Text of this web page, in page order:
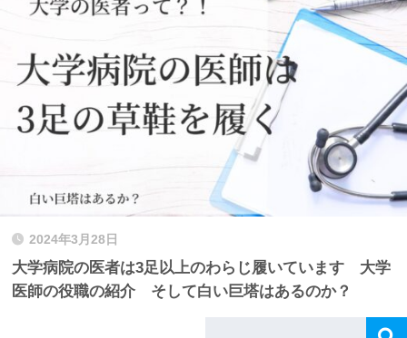
2024年3月28日
大学病院の医者は3足以上のわらじ履いています 大学
医師の役職の紹介 そして白い巨塔はあるのか？